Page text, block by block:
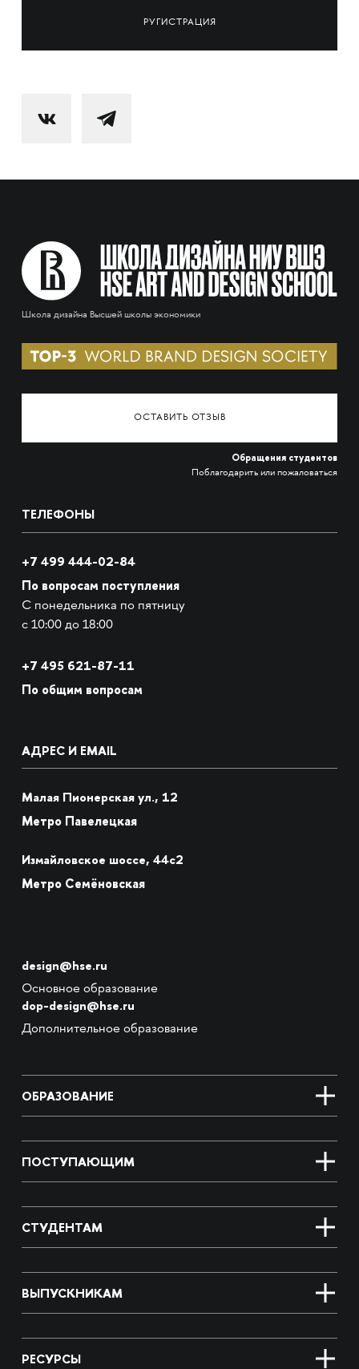
РУГИСТРАЦИЯ
Школа дизайна Высшей школы экономики
ОСТАВИТЬ ОТЗЫВ
Обращения студентов
Поблагодарить или пожаловаться
ТЕЛЕФОНЫ
+7 499 444-02-84
По вопросам поступления
С понедельника по пятницу
с 10:00 до 18:00
+7 495 621-87-11
По общим вопросам
АДРЕС И EMAIL
Малая Пионерская ул., 12
Метро Павелецкая
Измайловское шоссе, 44с2
Метро Семёновская
design@hse.ru
Основное образование
dop-design@hse.ru
Дополнительное образование
ОБРАЗОВАНИЕ
ПОСТУПАЮЩИМ
СТУДЕНТАМ
ВЫПУСКНИКАМ
РЕСУРСЫ